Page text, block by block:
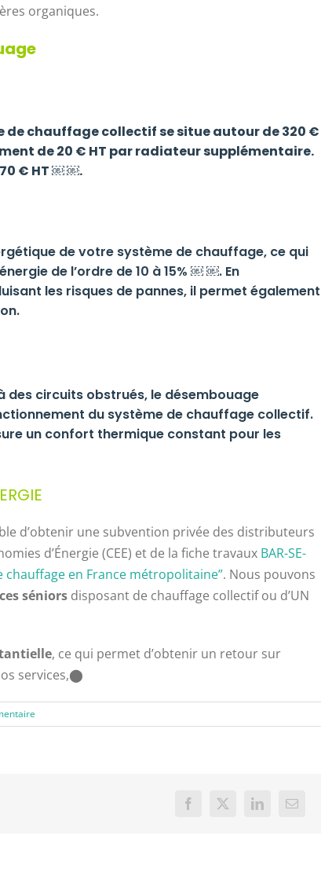
organiques.
de chauffage collectif se situe autour de 320 €
de 20 € HT par radiateur supplémentaire.
€ HT ￼ ￼.
de votre système de chauffage, ce qui
de l’ordre de 10 à 15% ￼ ￼. En
les risques de pannes, il permet également
des circuits obstrués, le désembouage
du système de chauffage collectif.
un confort thermique constant pour les
d’obtenir une subvention privée des distributeurs
d’Énergie (CEE) et de la fiche travaux BAR-SE-
chauffage en France métropolitaine”. Nous pouvons
séniors disposant de chauffage collectif ou d’UN
, ce qui permet d’obtenir un retour sur
services,​⬤
Facebook
X LinkedInEmail